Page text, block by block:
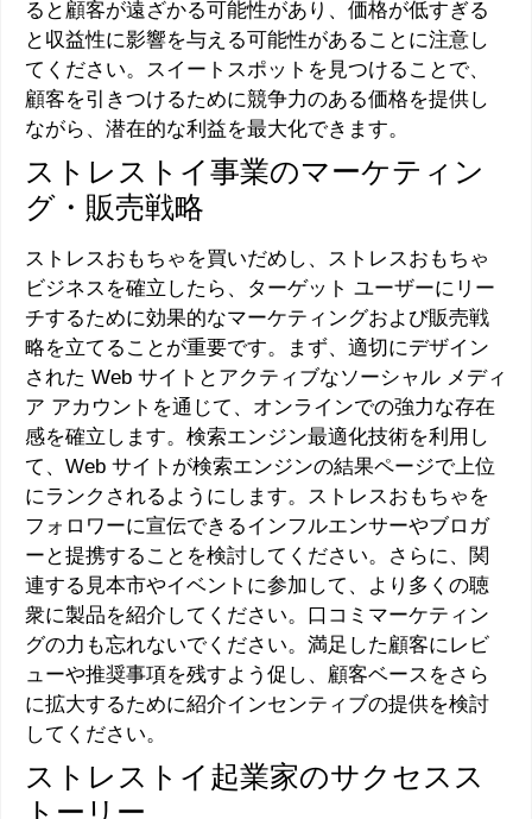
ると顧客が遠ざかる可能性があり、価格が低すぎる
と収益性に影響を与える可能性があることに注意し
てください。スイートスポットを見つけることで、
顧客を引きつけるために競争力のある価格を提供し
ながら、潜在的な利益を最大化できます。
ストレストイ事業のマーケティン
グ・販売戦略
ストレスおもちゃを買いだめし、ストレスおもちゃ
ビジネスを確立したら、ターゲット ユーザーにリー
チするために効果的なマーケティングおよび販売戦
略を立てることが重要です。まず、適切にデザイン
された Web サイトとアクティブなソーシャル メディ
ア アカウントを通じて、オンラインでの強力な存在
感を確立します。検索エンジン最適化技術を利用し
て、Web サイトが検索エンジンの結果ページで上位
にランクされるようにします。ストレスおもちゃを
フォロワーに宣伝できるインフルエンサーやブロガ
ーと提携することを検討してください。さらに、関
連する見本市やイベントに参加して、より多くの聴
衆に製品を紹介してください。口コミマーケティン
グの力も忘れないでください。満足した顧客にレビ
ューや推奨事項を残すよう促し、顧客ベースをさら
に拡大するために紹介インセンティブの提供を検討
してください。
ストレストイ起業家のサクセスス
トーリー